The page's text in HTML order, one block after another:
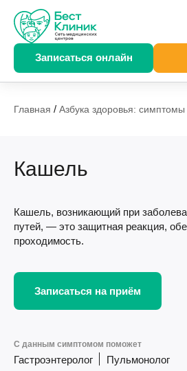
Записаться онлайн
Главная / Азбука здоровья: симптомы
Кашель
Кашель, возникающий при
путей, — это защитная реакция,
проходимость.
Записаться на приём
С данным симптомом поможет
Гастроэнтеролог Пульмонолог